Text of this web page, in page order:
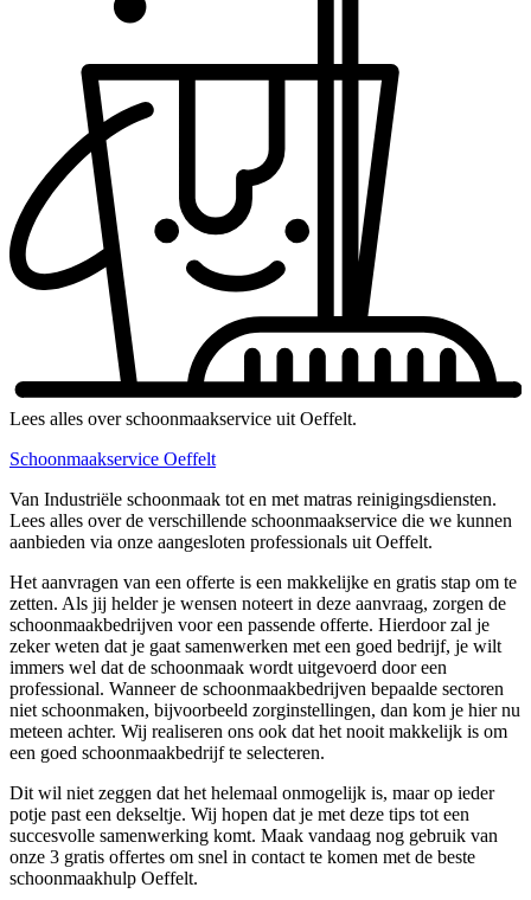
Lees alles over schoonmaakservice uit Oeffelt.
Schoonmaakservice Oeffelt
Van Industriële schoonmaak tot en met matras reinigingsdiensten.
Lees alles over de verschillende schoonmaakservice die we kunnen
aanbieden via onze aangesloten professionals uit Oeffelt.
Het aanvragen van een offerte is een makkelijke en gratis stap om te
zetten. Als jij helder je wensen noteert in deze aanvraag, zorgen de
schoonmaakbedrijven voor een passende offerte. Hierdoor zal je
zeker weten dat je gaat samenwerken met een goed bedrijf, je wilt
immers wel dat de schoonmaak wordt uitgevoerd door een
professional. Wanneer de schoonmaakbedrijven bepaalde sectoren
niet schoonmaken, bijvoorbeeld zorginstellingen, dan kom je hier nu
meteen achter. Wij realiseren ons ook dat het nooit makkelijk is om
een goed schoonmaakbedrijf te selecteren.
Dit wil niet zeggen dat het helemaal onmogelijk is, maar op ieder
potje past een dekseltje. Wij hopen dat je met deze tips tot een
succesvolle samenwerking komt. Maak vandaag nog gebruik van
onze 3 gratis offertes om snel in contact te komen met de beste
schoonmaakhulp Oeffelt.